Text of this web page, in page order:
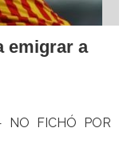
emigrar a
FICHÓ POR